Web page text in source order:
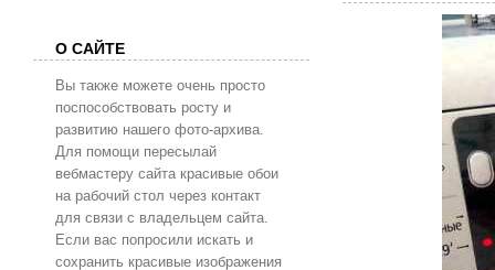
О САЙТЕ
Вы также можете очень просто
поспособствовать росту и
развитию нашего фото-архива.
Для помощи пересылай
вебмастеру сайта красивые обои
на рабочий стол через контакт
для связи с владельцем сайта.
Если вас попросили искать и
сохранить красивые изображения